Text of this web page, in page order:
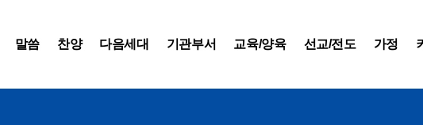
말씀 찬양 다음세대 기관부서 교육/양육 선교/전도 가정